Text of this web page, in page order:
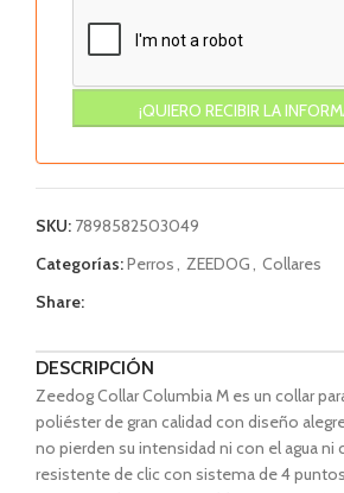
SKU: 7898582503049
Categorías:Perros, ZEEDOG, Collares
Share:
DESCRIPCIÓN
Zeedog Collar Columbia M es un collar
poliéster de gran calidad con diseño
no pierden su intensidad ni con el agua ni
resistente de clic con sistema de 4